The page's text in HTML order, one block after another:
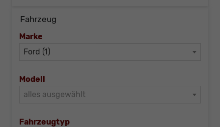
Fahrzeug
Marke
Ford (1)
Modell
alles ausgewählt
Fahrzeugtyp